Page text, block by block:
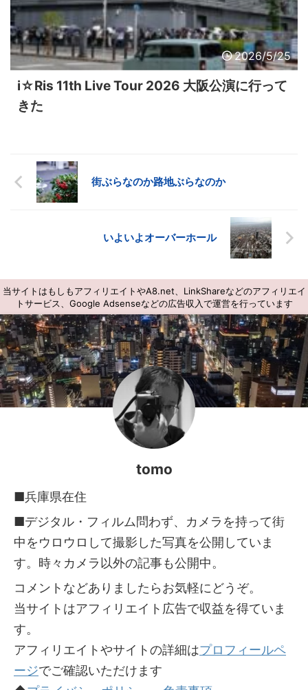
2026/5/25
i☆Ris 11th Live Tour 2026 大阪公演に行って
きた
街ぶらなのか路地ぶらなのか
いよいよオーバーホール
当サイトはもしもアフィリエイトやA8.net、LinkShareなどのアフィリエイ
トサービス、Google Adsenseなどの広告収入で運営を行っています
tomo
■兵庫県在住
■デジタル・フィルム問わず、カメラを持って街
中をウロウロして撮影した写真を公開していま
す。時々カメラ以外の記事も公開中。
コメントなどありましたらお気軽にどうぞ。
当サイトはアフィリエイト広告で収益を得ていま
す。
アフィリエイトやサイトの詳細はプロフィールペ
ージでご確認いただけます